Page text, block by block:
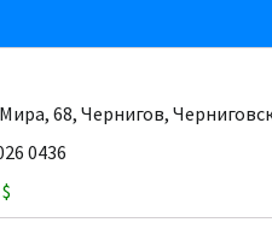
68, Чернигов,
0436
$